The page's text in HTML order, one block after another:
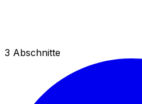
3 Abschnitte